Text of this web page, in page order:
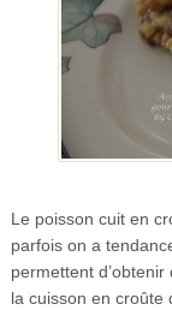
Le poisson cuit en
parfois on a
permettent
la cuisson en croûte